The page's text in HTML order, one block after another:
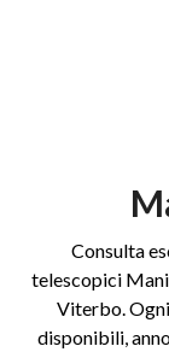
Consulta
telescopici
Viterbo.
disponibili,